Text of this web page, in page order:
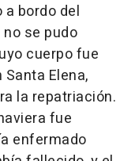
a bordo del
se pudo
cuerpo fue
Elena,
la repatriación.
fue
enfermado